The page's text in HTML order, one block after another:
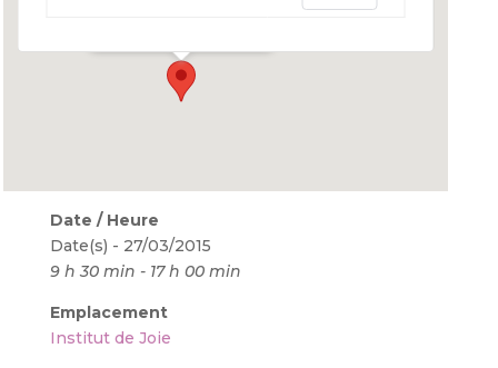
Date / Heure
Date(s) - 27/03/2015
9 h 30 min - 17 h 00 min
Emplacement
Institut de Joie